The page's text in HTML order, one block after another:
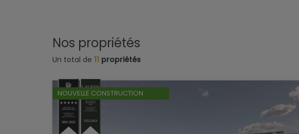
Nos propriétés
Un total de 11 propriétés
NOUVELLE CONSTRUCTION